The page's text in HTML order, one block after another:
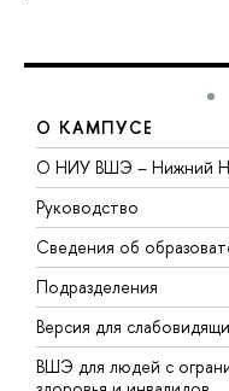
О КАМПУСЕ
О НИУ ВШЭ – Нижний
Руководство
Сведения об
Подразделения
Версия для
ВШЭ для людей с